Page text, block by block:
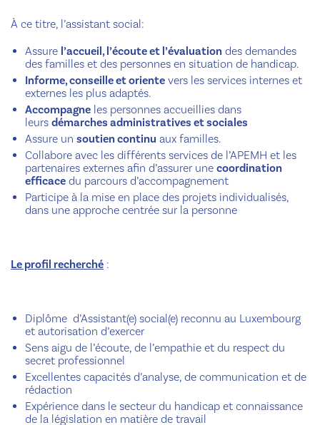
À ce titre, l’assistant social:
Assure l’accueil, l’écoute et l’évaluation des demandes
des familles et des personnes en situation de handicap.
Informe, conseille et oriente vers les services internes et
externes les plus adaptés.
Accompagne les personnes accueillies dans
leurs démarches administratives et sociales
Assure un soutien continu aux familles.
Collabore avec les différents services de l’APEMH et les
partenaires externes afin d’assurer une coordination
efficace du parcours d’accompagnement
Participe à la mise en place des projets individualisés,
dans une approche centrée sur la personne
Le profil recherché :
Diplôme d’Assistant(e) social(e) reconnu au Luxembourg
et autorisation d’exercer
Sens aigu de l’écoute, de l’empathie et du respect du
secret professionnel
Excellentes capacités d’analyse, de communication et de
rédaction
Expérience dans le secteur du handicap et connaissance
de la législation en matière de travail